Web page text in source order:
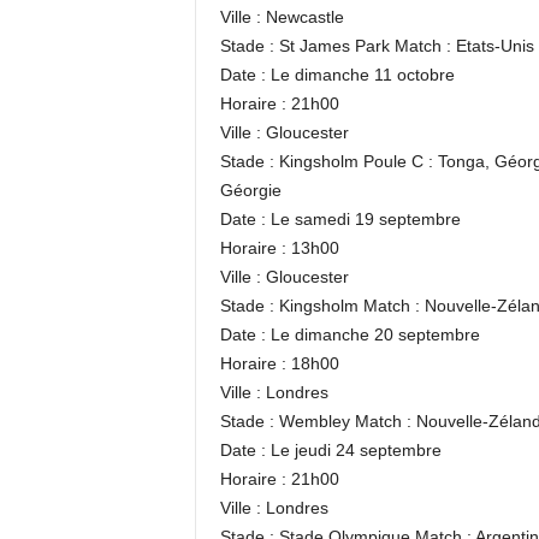
Ville : Newcastle
Stade : St James Park Match : Etats-Unis
Date : Le dimanche 11 octobre
Horaire : 21h00
Ville : Gloucester
Stade : Kingsholm Poule C : Tonga,
Géorgie
Date : Le samedi 19 septembre
Horaire : 13h00
Ville : Gloucester
Stade : Kingsholm Match : Nouvelle-
Date : Le dimanche 20 septembre
Horaire : 18h00
Ville : Londres
Stade : Wembley Match : Nouvelle-
Date : Le jeudi 24 septembre
Horaire : 21h00
Ville : Londres